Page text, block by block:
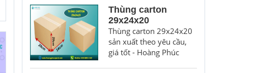
Thùng carton
29x24x20
Thùng carton 29x24x20
sản xuất theo yêu cầu,
giá tốt - Hoàng Phúc